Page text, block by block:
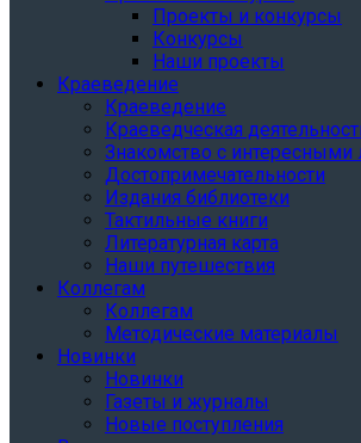
Проекты и конкурсы
Конкурсы
Наши проекты
Краеведение
Краеведение
Краеведческая
Знакомство с
Достопримечательности
Издания библиотеки
Тактильные книги
Литературная карта
Наши путешествия
Коллегам
Коллегам
Методические материалы
Новинки
Новинки
Газеты и журналы
Новые поступления